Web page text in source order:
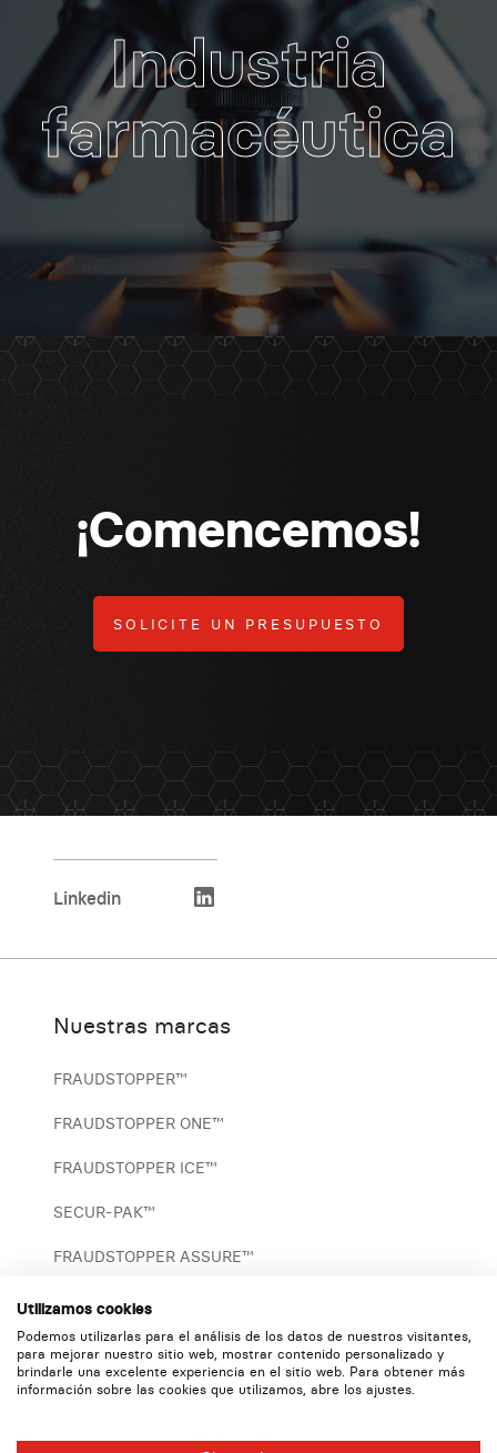
Industria
farmacéutica
¡Comencemos!
SOLICITE UN PRESUPUESTO
Linkedin
Nuestras marcas
FRAUDSTOPPER™
FRAUDSTOPPER ONE™
FRAUDSTOPPER ICE™
SECUR-PAK™
FRAUDSTOPPER ASSURE™
MASTERCOIN™
ARMOTAPE™
Utilizamos cookies
Podemos utilizarlas para el análisis de los datos de nuestros visitantes,
para mejorar nuestro sitio web, mostrar contenido personalizado y
brindarle una excelente experiencia en el sitio web. Para obtener más
información sobre las cookies que utilizamos, abre los ajustes.